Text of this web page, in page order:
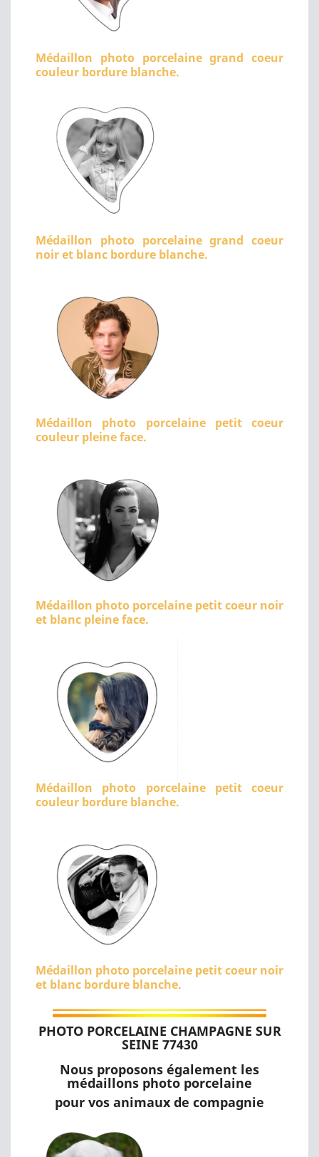
Médaillon photo porcelaine grand coeur
couleur bordure blanche.
Médaillon photo porcelaine grand coeur
noir et blanc bordure blanche.
Médaillon photo porcelaine petit coeur
couleur pleine face.
Médaillon photo porcelaine petit coeur noir
et blanc pleine face.
Médaillon photo porcelaine petit coeur
couleur bordure blanche.
Médaillon photo porcelaine petit coeur noir
et blanc bordure blanche.
PHOTO PORCELAINE CHAMPAGNE SUR
SEINE 77430
Nous proposons également les
médaillons photo porcelaine
pour vos animaux de compagnie